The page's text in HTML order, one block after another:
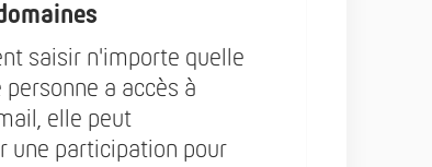
saisir n'importe quelle
a accès à
elle peut
une participation pour